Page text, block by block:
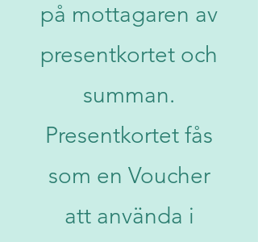
på mottagaren av
presentkortet och
summan.
Presentkortet fås
som en Voucher
att använda i